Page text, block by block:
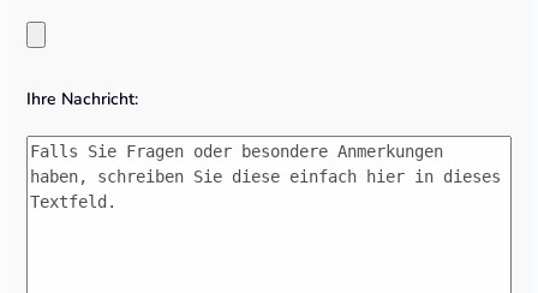
Ihre Nachricht: